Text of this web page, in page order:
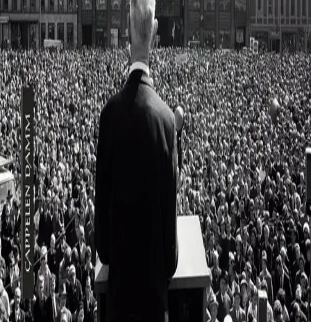
Norske Serier
| Postadresse: Postboks 1900 Sentrum,
0055 Oslo | Besøksadresse: Stortingsgata 28, 0161 Oslo
KONTAKT OSS
Kundeservice
Min side
INFORMASJON
Om Norske Serier
Vil du bli serieforfatter?
Nyhetsbrev
Personvern
Informasjonskapsler
©Cappelen Damm AS
| Org.nr. NO 948061937 MVA
|Rettigheter og lover